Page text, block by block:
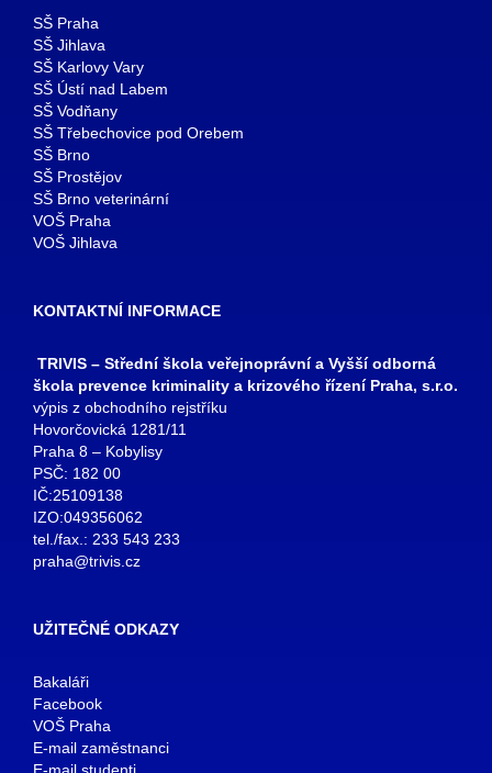
SŠ Praha
SŠ Jihlava
SŠ Karlovy Vary
SŠ Ústí nad Labem
SŠ Vodňany
SŠ Třebechovice pod Orebem
SŠ Brno
SŠ Prostějov
SŠ Brno veterinární
VOŠ Praha
VOŠ Jihlava
KONTAKTNÍ INFORMACE
TRIVIS – Střední škola veřejnoprávní a Vyšší odborná
škola prevence kriminality a krizového řízení Praha, s.r.o.
výpis z obchodního rejstříku
Hovorčovická 1281/11
Praha 8 – Kobylisy
PSČ: 182 00
IČ:25109138
IZO:049356062
tel./fax.: 233 543 233
praha@trivis.cz
UŽITEČNÉ ODKAZY
Bakaláři
Facebook
VOŠ Praha
E-mail zaměstnanci
E-mail studenti